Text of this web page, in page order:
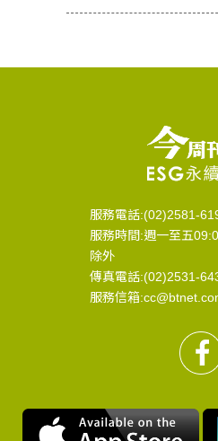
服務電話:(02)2581-
服務時間:週一至五
除外
傳真電話:(02)2531-
服務信箱